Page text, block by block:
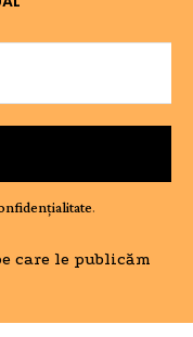
.
care le publicăm